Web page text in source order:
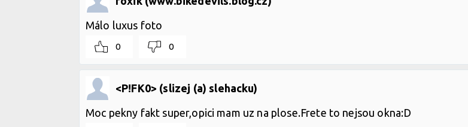
Málo luxus foto
0 0
<P!FK0> (slizej (a) slehacku)
Moc pekny fakt super,opici mam uz na plose.Frete to nejsou okna:D